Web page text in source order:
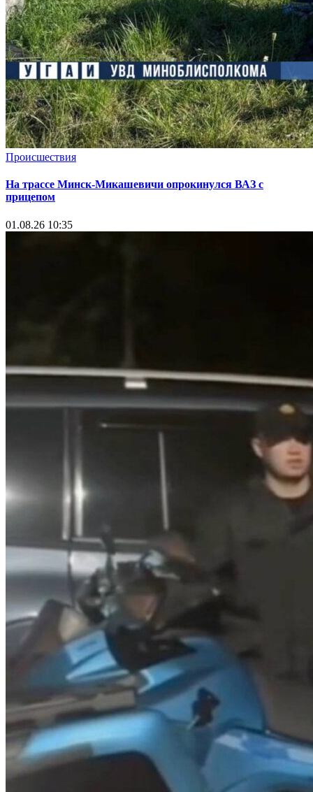
Происшествия
На трассе Минск-Микашевичи опрокинулся ВАЗ с
прицепом
01.08.26 10:35